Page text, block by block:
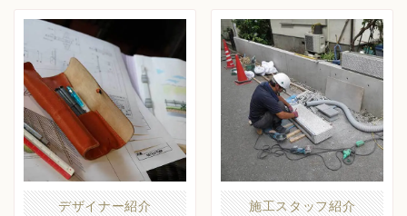
デザイナー紹介
施工スタッフ紹介